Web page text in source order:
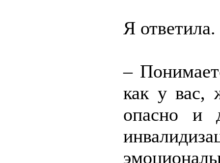
Я ответила.
–
как у вас,
опасно и